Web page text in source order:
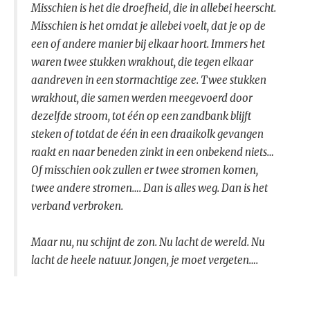
Misschien is het die droefheid, die in allebei heerscht.
Misschien is het omdat je allebei voelt, dat je op de
een of andere manier bij elkaar hoort. Immers het
waren twee stukken wrakhout, die tegen elkaar
aandreven in een stormachtige zee. Twee stukken
wrakhout, die samen werden meegevoerd door
dezelfde stroom, tot één op een zandbank blijft
steken of totdat de één in een draaikolk gevangen
raakt en naar beneden zinkt in een onbekend niets…
Of misschien ook zullen er twee stromen komen,
twee andere stromen…. Dan is alles weg. Dan is het
verband verbroken.
Maar nu, nu schijnt de zon. Nu lacht de wereld. Nu
lacht de heele natuur. Jongen, je moet vergeten….